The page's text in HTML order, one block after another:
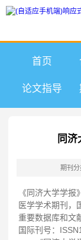
首页
论文指导
同
期刊分
《同济大学学
医学学术期刊，
重要数据库和文
国际刊号：